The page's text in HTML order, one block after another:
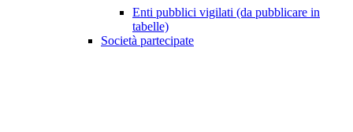
Enti pubblici vigilati (da pubblicare in
tabelle)
Società partecipate